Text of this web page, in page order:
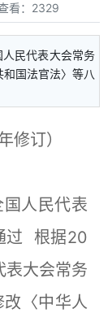
看： 2329
民代表大会常务
国法官法〉等八
修订）
人民代表
过 根据20
表大会常务
〈中华人